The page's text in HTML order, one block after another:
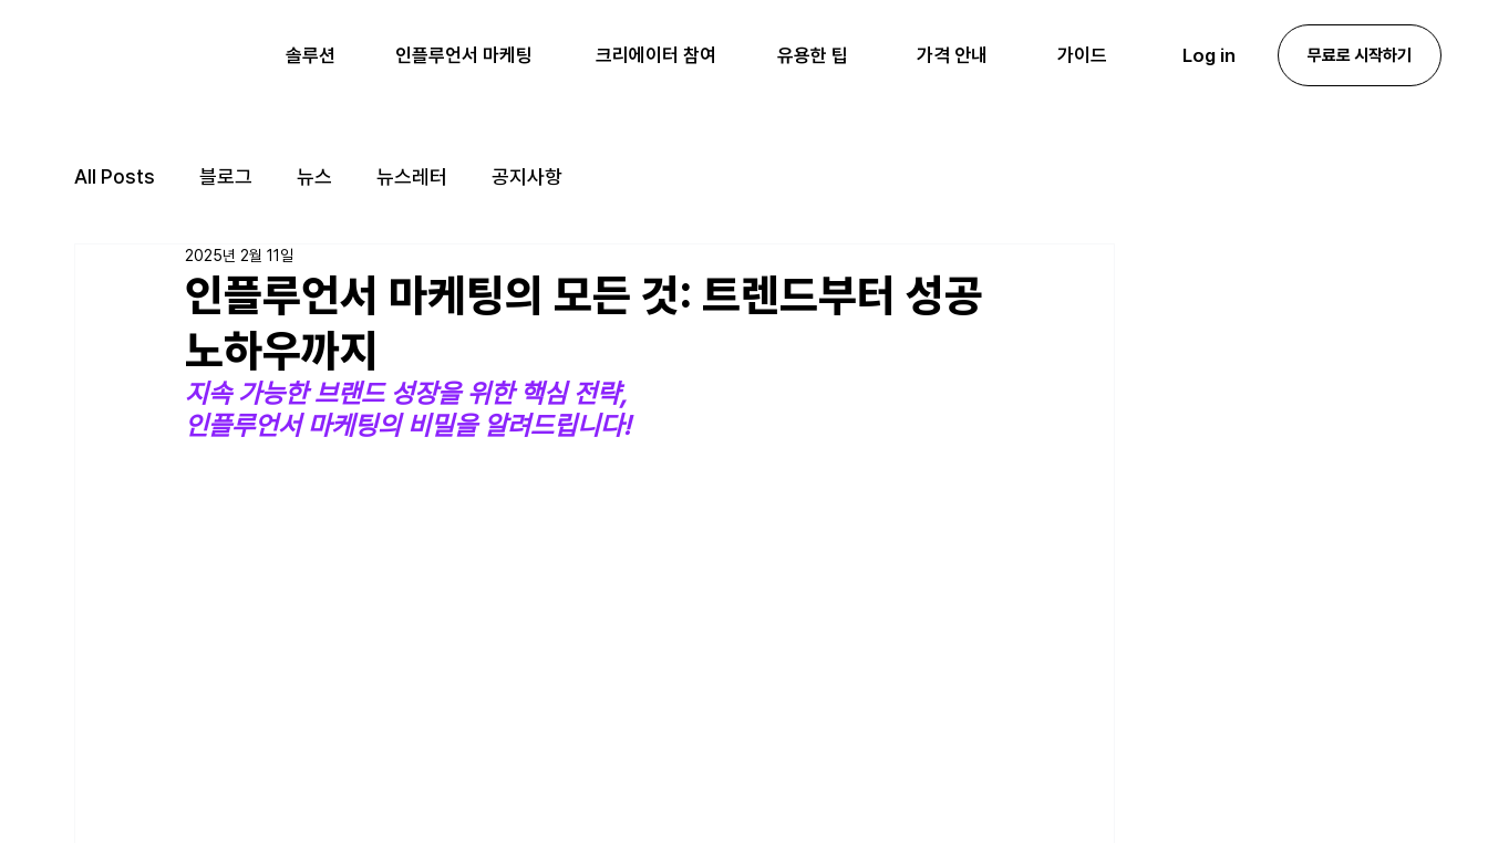
솔루션 인플루언서 마케팅 크리에이터 참여 유용한 팁 가격 안내 가이드 Log in 무료로 시작하기
All Posts 블로그 뉴스 뉴스레터 공지사항
인플루언서 마케팅의 모든 것: 트렌드부터 성공
노하우까지
2025년 2월 11일
지속 가능한 브랜드 성장을 위한 핵심 전략,
인플루언서 마케팅의 비밀을 알려드립니다!